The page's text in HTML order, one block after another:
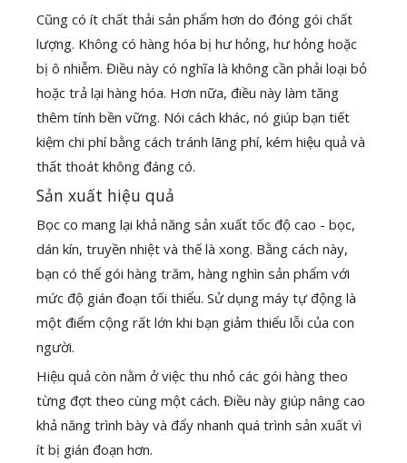
Cũng có ít chất thải sản phẩm hơn do đóng gói chất
lượng. Không có hàng hóa bị hư hỏng, hư hỏng hoặc
bị ô nhiễm. Điều này có nghĩa là không cần phải loại bỏ
hoặc trả lại hàng hóa. Hơn nữa, điều này làm tăng
thêm tính bền vững. Nói cách khác, nó giúp bạn tiết
kiệm chi phí bằng cách tránh lãng phí, kém hiệu quả và
thất thoát không đáng có.
Sản xuất hiệu quả
Bọc co mang lại khả năng sản xuất tốc độ cao - bọc,
dán kín, truyền nhiệt và thế là xong. Bằng cách này,
bạn có thể gói hàng trăm, hàng nghìn sản phẩm với
mức độ gián đoạn tối thiểu. Sử dụng máy tự động là
một điểm cộng rất lớn khi bạn giảm thiểu lỗi của con
người.
Hiệu quả còn nằm ở việc thu nhỏ các gói hàng theo
từng đợt theo cùng một cách. Điều này giúp nâng cao
khả năng trình bày và đẩy nhanh quá trình sản xuất vì
ít bị gián đoạn hơn.